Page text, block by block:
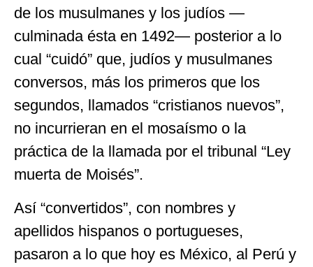
de los musulmanes y los judíos —
culminada ésta en 1492— posterior a lo
cual “cuidó” que, judíos y musulmanes
conversos, más los primeros que los
segundos, llamados “cristianos nuevos”,
no incurrieran en el mosaísmo o la
práctica de la llamada por el tribunal “Ley
muerta de Moisés”.
Así “convertidos”, con nombres y
apellidos hispanos o portugueses,
pasaron a lo que hoy es México, al Perú y